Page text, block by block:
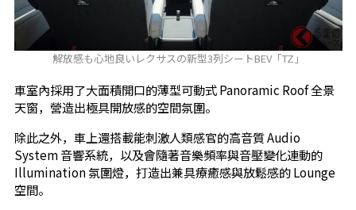
解放感も心地良いレクサスの新型3列シートBEV「TZ」
車室內採用了大面積開口的薄型可動式 Panoramic Roof 全景
天窗，營造出極具開放感的空間氛圍。
除此之外，車上還搭載能刺激人類感官的高音質 Audio
System 音響系統，以及會隨著音樂頻率與音壓變化連動的
Illumination 氛圍燈，打造出兼具療癒感與放鬆感的 Lounge
空間。